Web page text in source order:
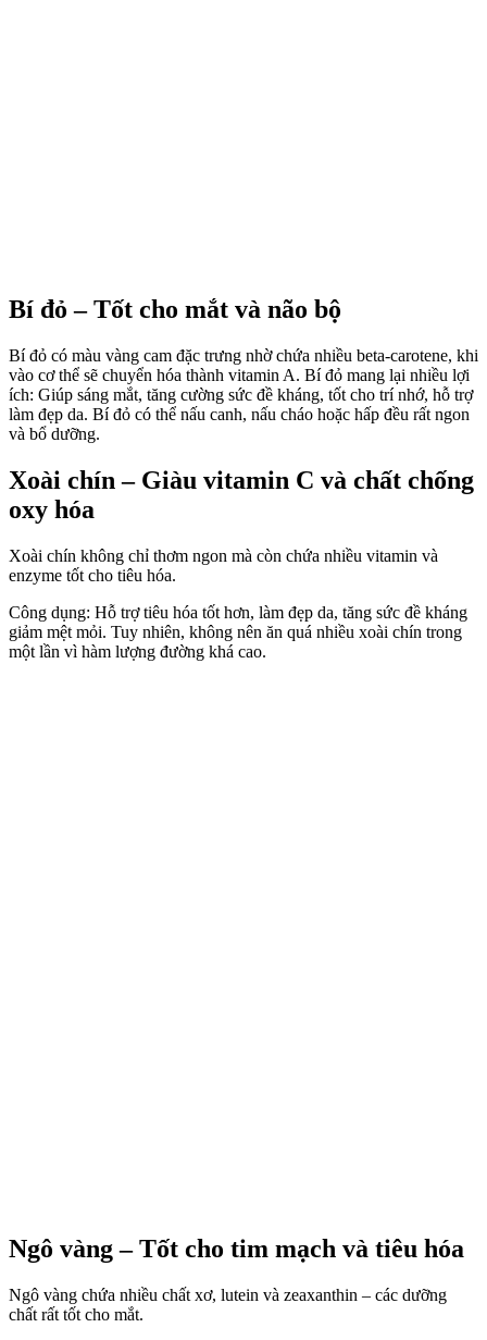
Bí đỏ – Tốt cho mắt và não bộ
Bí đỏ có màu vàng cam đặc trưng nhờ chứa nhiều beta-carotene, khi
vào c‌ơ th‌ể sẽ chuyển hóa thành vitamin A. Bí đỏ mang lại nhiều lợi
ích: Giúp sáng mắt, tăng cường sức đề kháng, tốt cho trí nhớ, hỗ trợ
làm đẹp da. Bí đỏ có thể nấu canh, nấu cháo hoặc hấp đều rất ngon
và bổ dưỡng.
Xoài chín – Giàu vitamin C và chất chống
oxy hóa
Xoài chín không chỉ thơm ngon mà còn chứa nhiều vitamin và
enzyme tốt cho tiêu hóa.
Công dụng: Hỗ trợ tiêu hóa tốt hơn, làm đẹp da, tăng sức đề kháng
giảm mệt mỏi. Tuy nhiên, không nên ăn quá nhiều xoài chín trong
một lần vì hàm lượng đường khá cao.
Ngô vàng – Tốt cho tim mạch và tiêu hóa
Ngô vàng chứa nhiều chất xơ, lutein và zeaxanthin – các dưỡng
chất rất tốt cho mắt.